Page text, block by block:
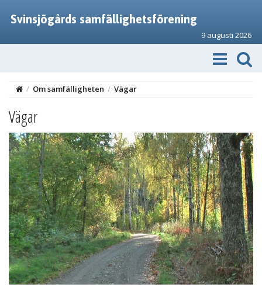
Svinsjögårds samfällighetsförening
9 augusti 2026
/ Om samfälligheten / Vägar
Vägar